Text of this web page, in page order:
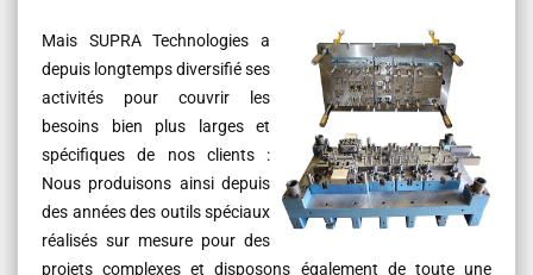
Mais SUPRA Technologies a
depuis longtemps diversifié ses
activités pour couvrir les
besoins bien plus larges et
spécifiques de nos clients :
Nous produisons ainsi depuis
des années des outils spéciaux
réalisés sur mesure pour des
projets complexes et disposons également de toute une